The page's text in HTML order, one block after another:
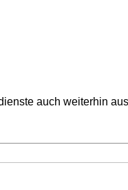
auch weiterhin